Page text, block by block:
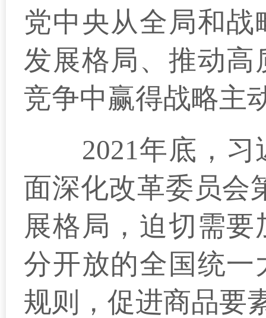
党中央从全局和
发展格局、推动
竞争中赢得战略主
2021年底，习
面深化改革委员会
展格局，迫切需
分开放的全国统
规则，促进商品要